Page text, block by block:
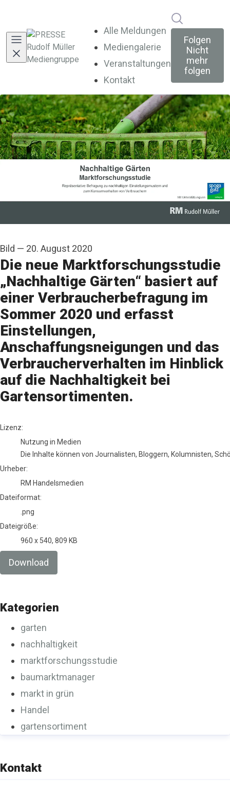
Alle Meldungen
Mediengalerie
Veranstaltungen
Kontakt
Folgen
Nicht
mehr
folgen
Bild — 20. August 2020
Die neue Marktforschungsstudie
„Nachhaltige Gärten“ basiert auf
einer Verbraucherbefragung im
Sommer 2020 und erfasst
Einstellungen,
Anschaffungsneigungen und das
Verbraucherverhalten im Hinblick
auf die Nachhaltigkeit bei
Gartensortimenten.
RM Handelsmedien
Lizenz:
Nutzung in Medien
Die Inhalte können von Journalisten, Bloggern, Kolumnisten,
Urheber:
RM Handelsmedien
Dateiformat:
.png
Dateigröße:
960 x 540, 809 KB
Download
Kategorien
garten
nachhaltigkeit
marktforschungsstudie
baumarktmanager
markt in grün
Handel
gartensortiment
Kontakt